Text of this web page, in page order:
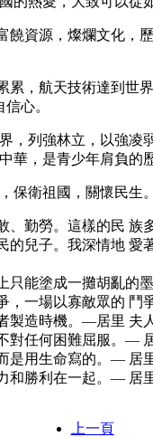
資源，燦爛文化
累，航天技術達到
心。
列強林立，以強
華，是青少年肩負的
衛祖國，關懷民
勤勞。這樣的民
的兒子。我深情地
能塗成一攤胡亂
，一場以寡敵眾的 鬥
製造時機。—居里 夫人
對任何困難屈服。—
是用生命寫的。— 居
和勝利在一起。— 居
上一頁